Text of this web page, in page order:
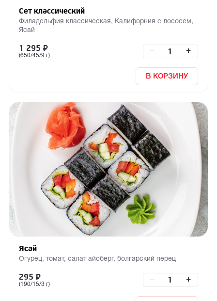
Сет классический
Филадельфия классическая, Калифорния с лососем,
Ясай
1 295 ₽
(650/45/9 г)
+
В КОРЗИНУ
Ясай
Огурец, томат, салат айсберг, болгарский перец
295 ₽
(190/15/3 г)
+